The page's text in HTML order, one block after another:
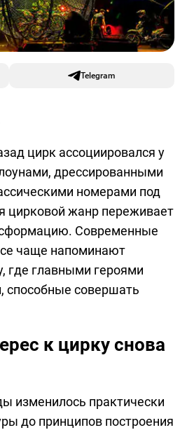
Telegram
цирк ассоциировался у
дрессированными
номерами под
цирковой жанр переживает
Современные
чаще напоминают
где главными героями
способные совершать
к цирку снова
изменилось практически
до принципов построения